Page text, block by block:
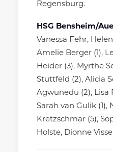
Regensburg.
HSG Bensheim/
Vanessa Fehr,
Amelie Berger (1),
Heider (3), Myrthe
Stuttfeld (2), Alicia
Agwunedu (2), Lisa
Sarah van Gulik (1),
Kretzschmar (5),
Holste, Dionne